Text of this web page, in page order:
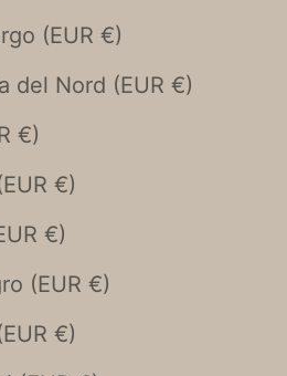
Lussemburgo (EUR €)
Macedonia del Nord (EUR €)
Malta (EUR €)
Moldavia (EUR €)
Monaco (EUR €)
Montenegro (EUR €)
Norvegia (EUR €)